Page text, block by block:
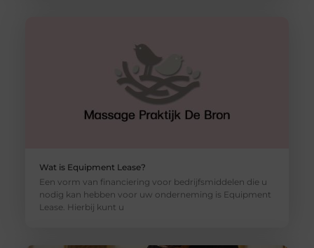
Wat is Equipment Lease?
Een vorm van financiering voor bedrijfsmiddelen die u
nodig kan hebben voor uw onderneming is Equipment
Lease. Hierbij kunt u